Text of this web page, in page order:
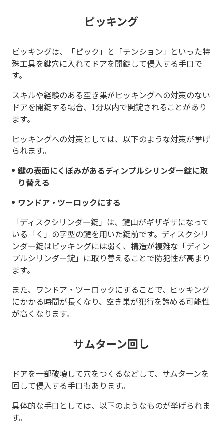
ピッキング
ピッキングは、「ピック」と「テンション」といった特
殊工具を鍵穴に入れてドアを開錠して侵入する手口で
す。
スキルや経験のある空き巣がピッキングへの対策のない
ドアを開錠する場合、1分以内で開錠されることがあり
ます。
ピッキングへの対策としては、以下のような対策が挙げ
られます。
鍵の表面にくぼみがあるディンプルシリンダー錠に取
り替える
ワンドア・ツーロックにする
「ディスクシリンダー錠」は、鍵山がギザギザになって
いる「く」の字型の鍵を用いた錠前です。ディスクシリ
ンダー錠はピッキングには弱く、構造が複雑な「ディン
プルシリンダー錠」に取り替えることで防犯性が高まり
ます。
また、ワンドア・ツーロックにすることで、ピッキング
にかかる時間が長くなり、空き巣が犯行を諦める可能性
が高くなります。
サムターン回し
ドアを一部破壊して穴をつくるなどして、サムターンを
回して侵入する手口もあります。
具体的な手口としては、以下のようなものが挙げられま
す。